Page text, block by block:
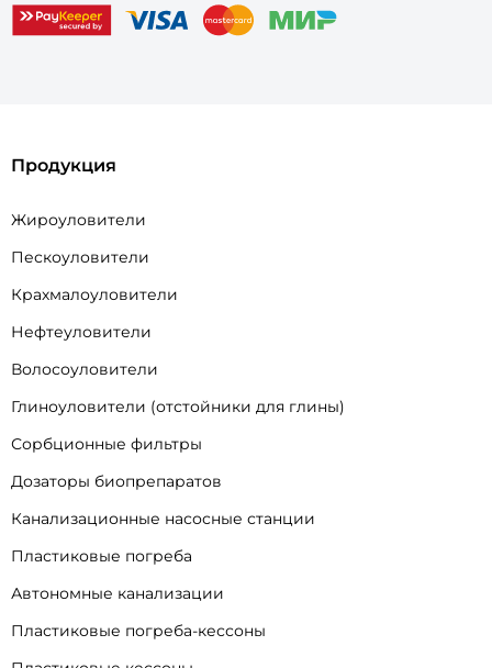
Продукция
Жироуловители
Пескоуловители
Крахмалоуловители
Нефтеуловители
Волосоуловители
Глиноуловители (отстойники для глины)
Сорбционные фильтры
Дозаторы биопрепаратов
Канализационные насосные станции
Пластиковые погреба
Автономные канализации
Пластиковые погреба-кессоны